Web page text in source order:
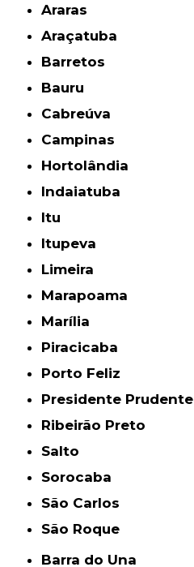
Araras
Araçatuba
Barretos
Bauru
Cabreúva
Campinas
Hortolândia
Indaiatuba
Itu
Itupeva
Limeira
Marapoama
Marília
Piracicaba
Porto Feliz
Presidente Prudente
Ribeirão Preto
Salto
Sorocaba
São Carlos
São Roque
Barra do Una